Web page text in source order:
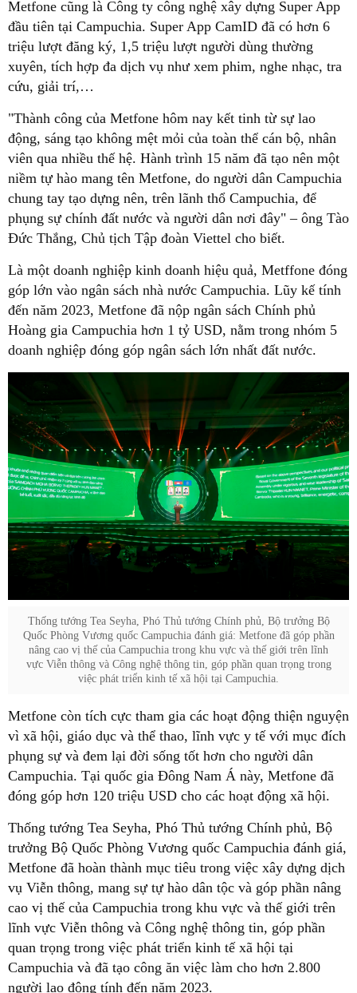
Metfone cũng là Công ty công nghệ xây dựng Super App
đầu tiên tại Campuchia. Super App CamID đã có hơn 6
triệu lượt đăng ký, 1,5 triệu lượt người dùng thường
xuyên, tích hợp đa dịch vụ như xem phim, nghe nhạc, tra
cứu, giải trí,…
"Thành công của Metfone hôm nay kết tinh từ sự lao
động, sáng tạo không mệt mỏi của toàn thể cán bộ, nhân
viên qua nhiều thế hệ. Hành trình 15 năm đã tạo nên một
niềm tự hào mang tên Metfone, do người dân Campuchia
chung tay tạo dựng nên, trên lãnh thổ Campuchia, để
phụng sự chính đất nước và người dân nơi đây" – ông Tào
Đức Thắng, Chủ tịch Tập đoàn Viettel cho biết.
Là một doanh nghiệp kinh doanh hiệu quả, Metffone đóng
góp lớn vào ngân sách nhà nước Campuchia. Lũy kế tính
đến năm 2023, Metfone đã nộp ngân sách Chính phủ
Hoàng gia Campuchia hơn 1 tỷ USD, nằm trong nhóm 5
doanh nghiệp đóng góp ngân sách lớn nhất đất nước.
Thống tướng Tea Seyha, Phó Thủ tướng Chính phủ, Bộ trưởng Bộ
Quốc Phòng Vương quốc Campuchia đánh giá: Metfone đã góp phần
nâng cao vị thế của Campuchia trong khu vực và thế giới trên lĩnh
vực Viễn thông và Công nghệ thông tin, góp phần quan trọng trong
việc phát triển kinh tế xã hội tại Campuchia.
Metfone còn tích cực tham gia các hoạt động thiện nguyện
vì xã hội, giáo dục và thể thao, lĩnh vực y tế với mục đích
phụng sự và đem lại đời sống tốt hơn cho người dân
Campuchia. Tại quốc gia Đông Nam Á này, Metfone đã
đóng góp hơn 120 triệu USD cho các hoạt động xã hội.
Thống tướng Tea Seyha, Phó Thủ tướng Chính phủ, Bộ
trưởng Bộ Quốc Phòng Vương quốc Campuchia đánh giá,
Metfone đã hoàn thành mục tiêu trong việc xây dựng dịch
vụ Viễn thông, mang sự tự hào dân tộc và góp phần nâng
cao vị thế của Campuchia trong khu vực và thế giới trên
lĩnh vực Viễn thông và Công nghệ thông tin, góp phần
quan trọng trong việc phát triển kinh tế xã hội tại
Campuchia và đã tạo công ăn việc làm cho hơn 2.800
người lao động tính đến năm 2023.